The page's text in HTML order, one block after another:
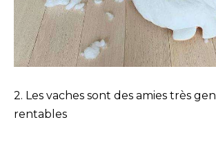
2. Les vaches sont des amies très
rentables